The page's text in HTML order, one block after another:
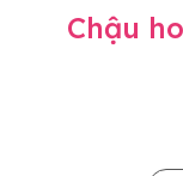
Chậu